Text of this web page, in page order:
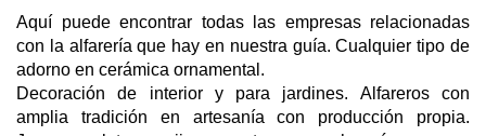
Aquí puede encontrar todas las empresas relacionadas
con la alfarería que hay en nuestra guía. Cualquier tipo de
adorno en cerámica ornamental.
Decoración de interior y para jardines. Alfareros con
amplia tradición en artesanía con producción propia.